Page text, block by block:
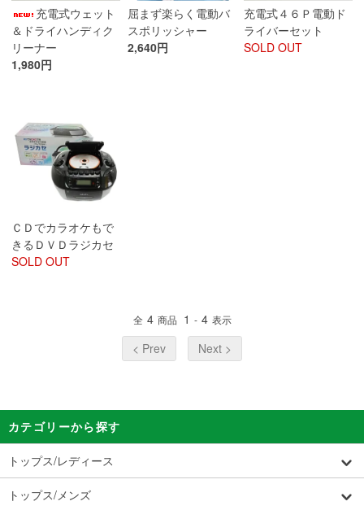
充電式ウェット
＆ドライハンディク
リーナー
1,980円
屈まず楽らく電動バ
スポリッシャー
2,640円
充電式４６Ｐ電動ド
ライバーセット
SOLD OUT
ＣＤでカラオケもで
きるＤＶＤラジカセ
SOLD OUT
全 4 商品 1 - 4 表示
< Prev Next >
カテゴリーから探す
トップス/レディース
トップス/メンズ